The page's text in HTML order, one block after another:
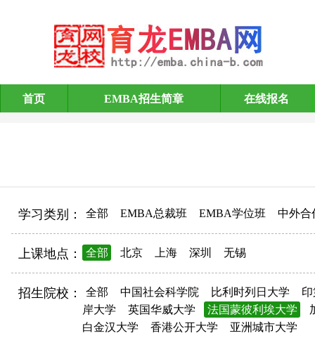
EMBA招生简章
首页 EMBA招生简章 在线报名
学习类别： 全部 EMBA总裁班 EMBA学位班 中外合
上课地点： 全部 北京 上海 深圳 无锡
招生院校： 全部 中国社会科学院 比利时列日大学
岸大学
英国华威大学 法国蒙彼利埃大学
白金汉大学
香港公开大学 亚洲城市大学